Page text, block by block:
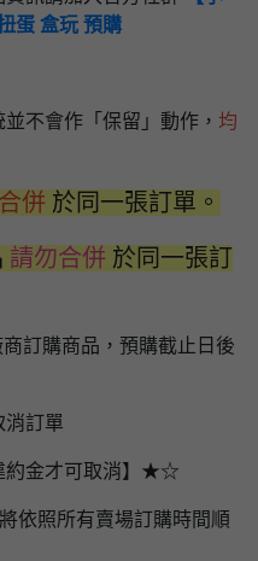
蛋 盒玩 預購
不會作「保留」動作， 均
併 於同一張訂單。
請勿合併 於同一張訂
訂購商品，預購截止日後
消訂單
約金才可取消】★☆
依照所有賣場訂購時間順